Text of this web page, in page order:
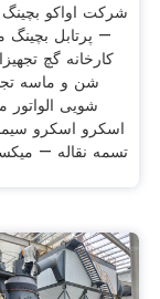
شرکت اواکو بچینگ
– پرتابل بچینگ
کارخانه گچ
شن و ماسه
شویی الواتور
اسکرو اسکرو
تسمه نقاله –